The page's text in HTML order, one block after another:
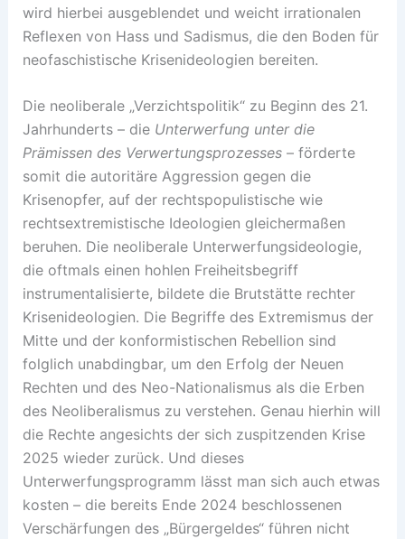
wird hierbei ausgeblendet und weicht irrationalen
Reflexen von Hass und Sadismus, die den Boden für
neofaschistische Krisenideologien bereiten.
Die neoliberale „Verzichtspolitik“ zu Beginn des 21.
Jahrhunderts – die Unterwerfung unter die
Prämissen des Verwertungsprozesses– förderte
somit die autoritäre Aggression gegen die
Krisenopfer, auf der rechtspopulistische wie
rechtsextremistische Ideologien gleichermaßen
beruhen. Die neoliberale Unterwerfungsideologie,
die oftmals einen hohlen Freiheitsbegriff
instrumentalisierte, bildete die Brutstätte rechter
Krisenideologien. Die Begriffe des Extremismus der
Mitte und der konformistischen Rebellion sind
folglich unabdingbar, um den Erfolg der Neuen
Rechten und des Neo-Nationalismus als die Erben
des Neoliberalismus zu verstehen. Genau hierhin will
die Rechte angesichts der sich zuspitzenden Krise
2025 wieder zurück. Und dieses
Unterwerfungsprogramm lässt man sich auch etwas
kosten – die bereits Ende 2024 beschlossenen
Verschärfungen des „Bürgergeldes“ führen nicht